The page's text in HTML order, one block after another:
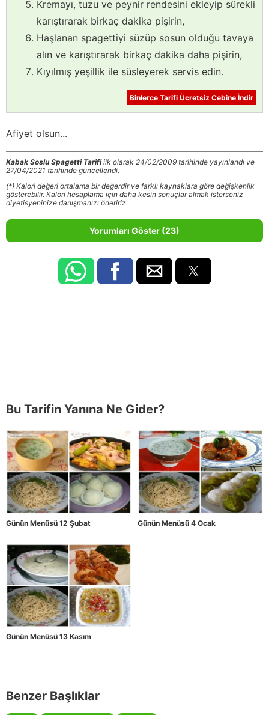
Kremayı, tuzu ve peynir rendesini ekleyip sürekli
karıştırarak birkaç dakika pişirin,
Haşlanan spagettiyi süzüp sosun olduğu tavaya
alın ve karıştırarak birkaç dakika daha pişirin,
Kıyılmış yeşillik ile süsleyerek servis edin.
Binlerce Tarifi Ücretsiz Cebine İndir
Afiyet olsun...
Kabak Soslu Spagetti Tarifiilk olarak 24/02/2009 tarihinde yayınlandı ve
27/04/2021 tarihinde güncellendi.
(*) Kalori değeri ortalama bir değerdir ve farklı kaynaklara göre değişkenlik
gösterebilir. Kalori hesaplama için daha kesin sonuçlar almak isterseniz
diyetisyeninize danışmanızı öneririz.
Yorumları Göster (23)
Bu Tarifin Yanına Ne Gider?
Günün Menüsü 12 Şubat Günün Menüsü 4 Ocak
Günün Menüsü 13 Kasım
Benzer Başlıklar